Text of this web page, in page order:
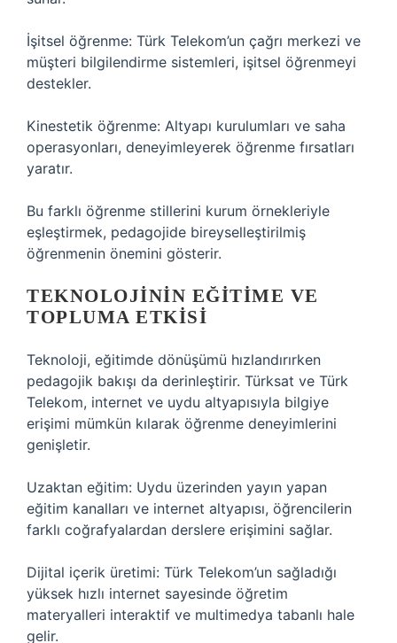
İşitsel öğrenme: Türk Telekom’un çağrı merkezi ve
müşteri bilgilendirme sistemleri, işitsel öğrenmeyi
destekler.
Kinestetik öğrenme: Altyapı kurulumları ve saha
operasyonları, deneyimleyerek öğrenme fırsatları
yaratır.
Bu farklı öğrenme stillerini kurum örnekleriyle
eşleştirmek, pedagojide bireyselleştirilmiş
öğrenmenin önemini gösterir.
TEKNOLOJININ EĞITIME VE
TOPLUMA ETKISI
Teknoloji, eğitimde dönüşümü hızlandırırken
pedagojik bakışı da derinleştirir. Türksat ve Türk
Telekom, internet ve uydu altyapısıyla bilgiye
erişimi mümkün kılarak öğrenme deneyimlerini
genişletir.
Uzaktan eğitim: Uydu üzerinden yayın yapan
eğitim kanalları ve internet altyapısı, öğrencilerin
farklı coğrafyalardan derslere erişimini sağlar.
Dijital içerik üretimi: Türk Telekom’un sağladığı
yüksek hızlı internet sayesinde öğretim
materyalleri interaktif ve multimedya tabanlı hale
gelir.